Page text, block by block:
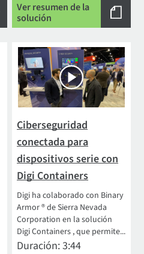
Ver resumen de la
solución
Ciberseguridad
conectada para
dispositivos serie con
Digi Containers
Digi ha colaborado con Binary
Armor ® de Sierra Nevada
Corporation en la solución
Digi Containers , que permite...
Duración: 3:44